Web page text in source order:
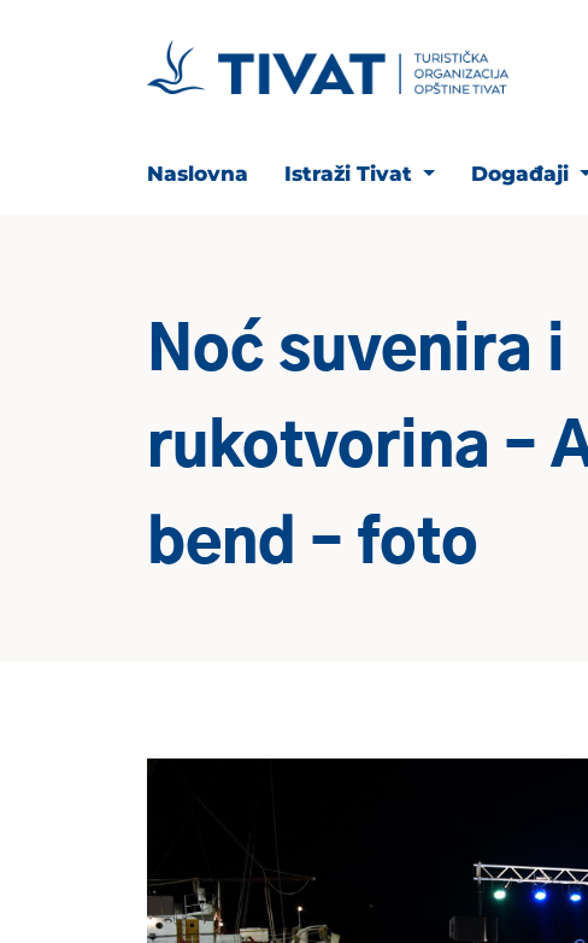
Naslovna Istraži Tivat Događaji
Noć suvenira i
rukotvorina –
bend – foto